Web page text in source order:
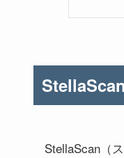
StellaScan
StellaScan（